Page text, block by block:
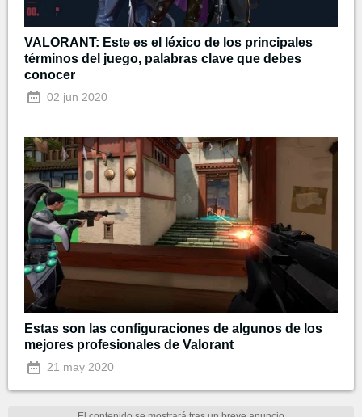
VALORANT: Este es el léxico de los principales
términos del juego, palabras clave que debes
conocer
02 jun 2020
Estas son las configuraciones de algunos de los
mejores profesionales de Valorant
21 may 2020